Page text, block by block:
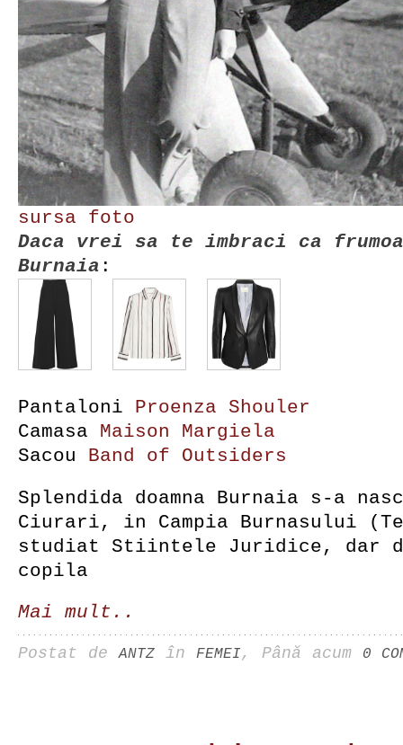
sursa foto
Daca vrei sa te imbraci ca
Burnaia :
Pantaloni Proenza Shouler
Camasa Maison Margiela
Sacou Band of Outsiders
Splendida doamna Burnaia s-a
Ciurari, in Campia Burnasului
studiat Stiintele Juridice, dar
copila
Mai mult..
Postat deANTZ în FEMEI, Până acum 0